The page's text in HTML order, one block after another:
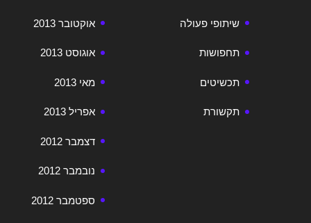
אוקטובר 2013
אוגוסט 2013
מאי 2013
אפריל 2013
דצמבר 2012
נובמבר 2012
ספטמבר 2012
שיתופי פעולה
תחפושות
תכשיטים
תקשורת